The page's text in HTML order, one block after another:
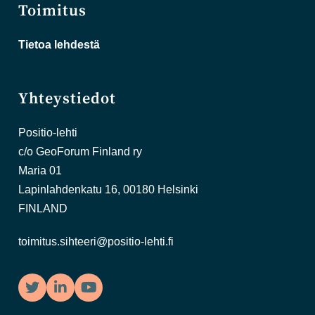
Toimitus
Tietoa lehdestä
Yhteystiedot
Positio-lehti
c/o GeoForum Finland ry
Maria 01
Lapinlahdenkatu 16, 00180 Helsinki
FINLAND
toimitus.sihteeri@positio-lehti.fi
TwitterLinkedInYouTube